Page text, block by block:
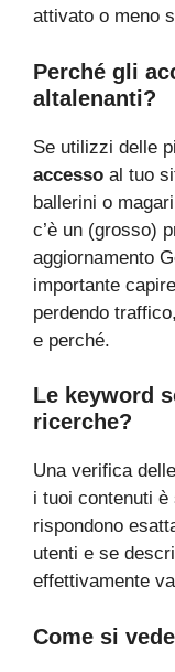
attivato o meno
Perché gli
altalenanti?
Se utilizzi delle
accesso al tuo
ballerini o
c’è un (grosso)
aggiornamento
importante
perdendo
e perché.
Le keyword
ricerche?
Una verifica delle
i tuoi contenuti
rispondono
utenti e se
effettivamente
Come si